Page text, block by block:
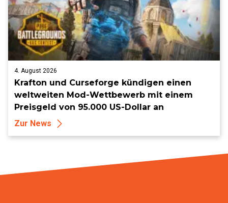
4. August 2026
Krafton und Curseforge kündigen einen
weltweiten Mod-Wettbewerb mit einem
Preisgeld von 95.000 US-Dollar an
Zur News